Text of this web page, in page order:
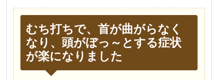
むち打ちで、首が曲がらなく
なり、頭がぼっ～とする症状
が楽になりました